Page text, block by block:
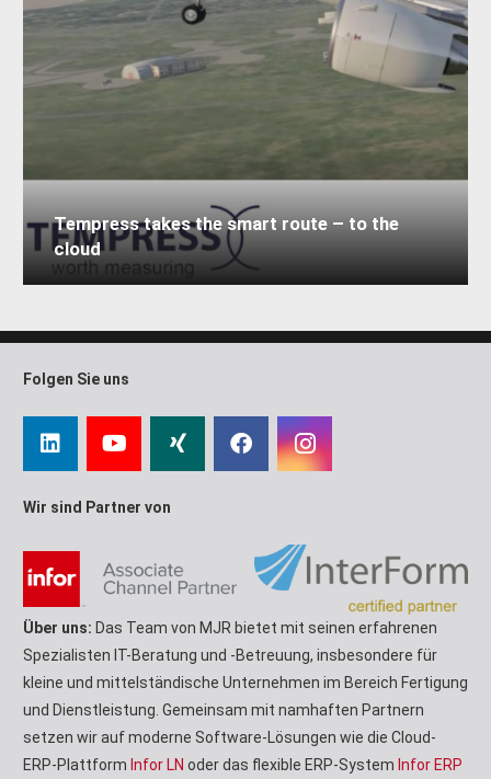
Tempress takes the smart route – to the
cloud
Wir sind Partner von
Über uns: Das Team von MJR bietet mit seinen erfahrenen
Spezialisten IT-Beratung und -Betreuung, insbesondere für
kleine und mittelständische Unternehmen im Bereich Fertigung
und Dienstleistung. Gemeinsam mit namhaften Partnern
setzen wir auf moderne Software-Lösungen wie die Cloud-
ERP-Plattform Infor LN oder das flexible ERP-System Infor ERP
Folgen Sie uns